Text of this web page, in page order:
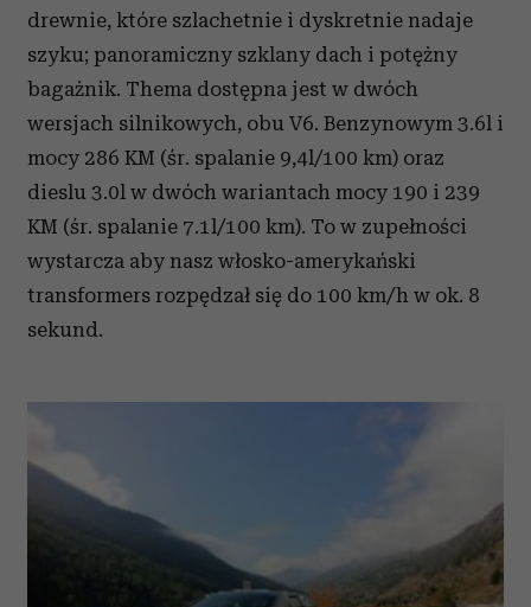
drewnie, które szlachetnie i dyskretnie nadaje
szyku; panoramiczny szklany dach i potężny
bagażnik. Thema dostępna jest w dwóch
wersjach silnikowych, obu V6. Benzynowym 3.6l i
mocy 286 KM (śr. spalanie 9,4l/100 km) oraz
dieslu 3.0l w dwóch wariantach mocy 190 i 239
KM (śr. spalanie 7.1l/100 km). To w zupełności
wystarcza aby nasz włosko-amerykański
transformers rozpędzał się do 100 km/h w ok. 8
sekund.